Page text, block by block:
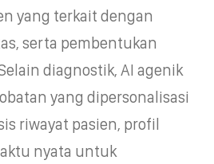
yang terkait dengan
serta pembentukan
diagnostik, AI agenik
yang dipersonalisasi
riwayat pasien, profil
nyata untuk